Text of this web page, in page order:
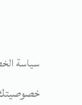
سياسة
خصوصيتك